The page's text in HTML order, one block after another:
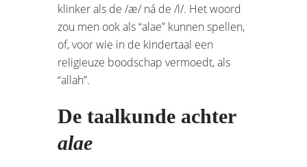
klinker als de /æ/ ná de /l/. Het woord
zou men ook als “alae” kunnen spellen,
of, voor wie in de kindertaal een
religieuze boodschap vermoedt, als
“allah”.
De taalkunde achter
alae